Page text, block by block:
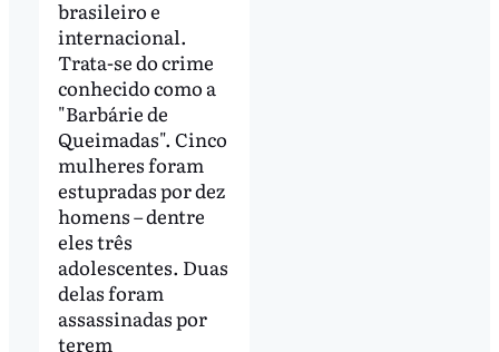
brasileiro e
internacional.
Trata-se do crime
conhecido como a
"Barbárie de
Queimadas". Cinco
mulheres foram
estupradas por dez
homens – dentre
eles três
adolescentes. Duas
delas foram
assassinadas por
terem